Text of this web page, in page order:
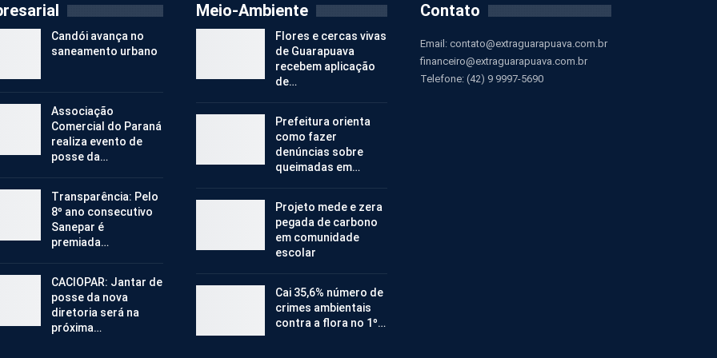
Candói avança no
saneamento urbano
Associação
Comercial do Paraná
realiza evento de
posse da…
Transparência: Pelo
8º ano consecutivo
Sanepar é
premiada…
CACIOPAR: Jantar de
posse da nova
diretoria será na
próxima…
Meio-Ambiente
Flores e cercas vivas
de Guarapuava
recebem aplicação
de…
Prefeitura orienta
como fazer
denúncias sobre
queimadas em…
Projeto mede e zera
pegada de carbono
em comunidade
escolar
Cai 35,6% número de
crimes ambientais
contra a flora no 1º…
Contato
Email: contato@extraguarapuava.com.br
financeiro@extraguarapuava.com.br
Telefone: (42) 9 9997-5690